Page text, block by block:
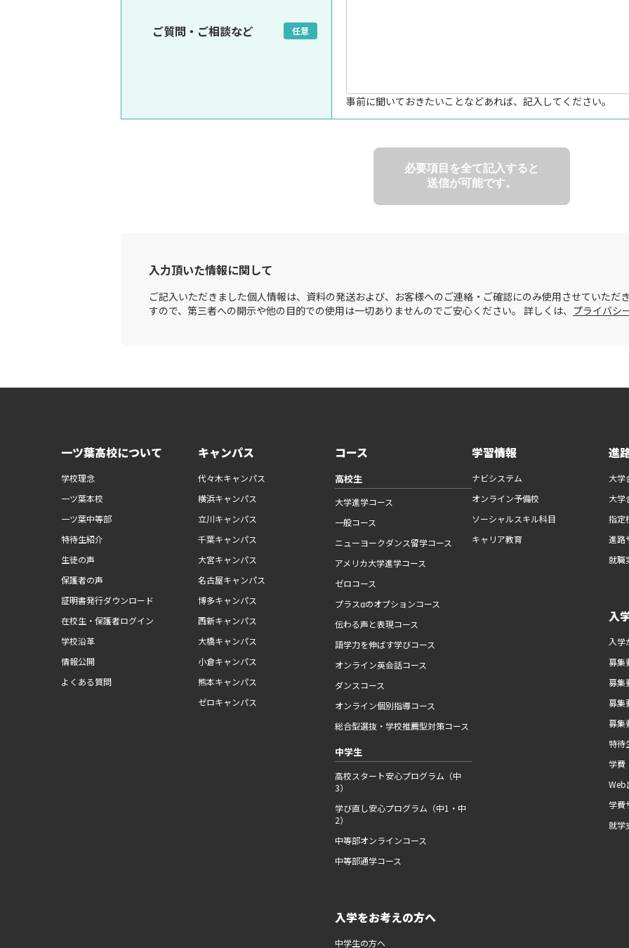
ご質問・ご相談など 任意
事前に聞いておきたいことなどあれば、記入してください。
必要項目を全て記入すると
送信が可能です。
入力頂いた情報に関して
ご記入いただきました個人情報は、資料の発送および、お客様へのご連絡・ご確認にのみ使用させていただ
すので、第三者への開示や他の目的での使用は一切ありませんのでご安心ください。 詳しくは、 プライバシ
一ツ葉高校について
学校理念
一ツ葉本校
一ツ葉中等部
特待生紹介
生徒の声
保護者の声
証明書発行ダウンロード
在校生・保護者ログイン
学校沿革
情報公開
よくある質問
キャンパス
代々木キャンパス
横浜キャンパス
立川キャンパス
千葉キャンパス
大宮キャンパス
名古屋キャンパス
博多キャンパス
西新キャンパス
大橋キャンパス
小倉キャンパス
熊本キャンパス
ゼロキャンパス
コース
高校生
大学進学コース
一般コース
ニューヨークダンス留学コース
アメリカ大学進学コース
ゼロコース
プラスαのオプションコース
伝わる声と表現コース
語学力を伸ばす学びコース
オンライン英会話コース
ダンスコース
オンライン個別指導コース
総合型選抜・学校推薦型対策コース
中学生
高校スタート安心プログラム（中
3）
学び直し安心プログラム（中1・中
2）
中等部オンラインコース
中等部通学コース
入学をお考えの方へ
中学生の方へ
学習情報
ナビシステム
オンライン予備校
ソーシャルスキル科目
キャリア教育
進
大学
大学
指定
進路
就職
入
入学
募集
募集
募集
募集
特待
学費
Web
学費
就学